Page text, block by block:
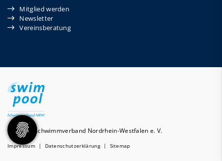
Mitglied werden
Newsletter
Vereinsberatung
© 2026 - Schwimmverband Nordrhein-Westfalen e. V.
Impressum| Datenschutzerklärung| Sitemap